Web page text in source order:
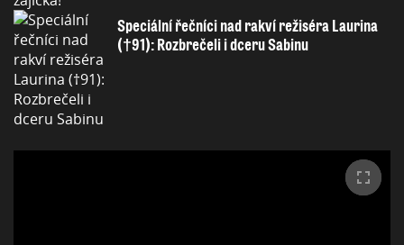
Speciální řečníci nad rakví režiséra Laurina
(†91): Rozbrečeli i dceru Sabinu